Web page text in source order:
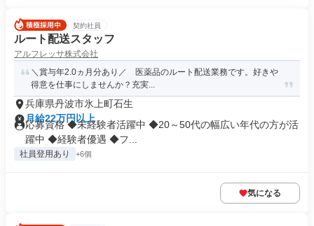
契約社員
ルート配送スタッフ
アルフレッサ株式会社
＼賞与年2.0ヵ月分あり／ 医薬品のルート配送業務です。好きや
得意を仕事にしませんか？充実...
兵庫県丹波市氷上町石生
月給22万円以上
応募資格 ◆未経験者活躍中 ◆20～50代の幅広い年代の方が活
躍中 ◆経験者優遇 ◆フ...
社員登用あり +6個
気になる